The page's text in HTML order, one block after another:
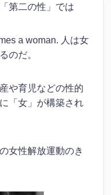
第二の性」では
a woman. 人は女
のだ。
や育児などの性的
「女」が構築され
女性解放運動のき